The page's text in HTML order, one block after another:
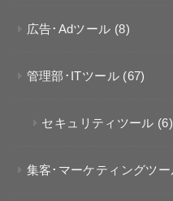
広告･Adツール (8)
管理部･ITツール (67)
セキュリティツール (6)
集客･マーケティングツー